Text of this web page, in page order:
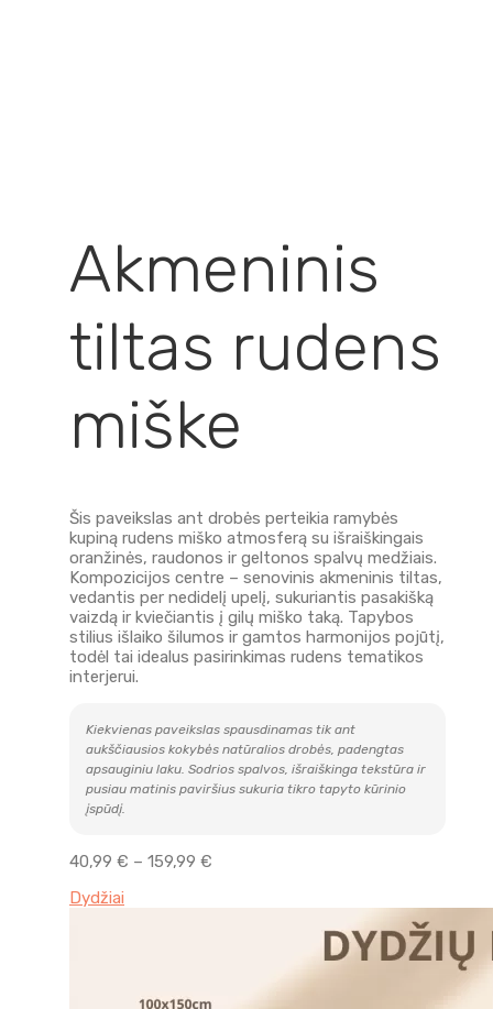
Akmeninis
tiltas rudens
miške
Šis paveikslas ant drobės perteikia ramybės
kupiną rudens miško atmosferą su išraiškingais
oranžinės, raudonos ir geltonos spalvų medžiais.
Kompozicijos centre – senovinis akmeninis tiltas,
vedantis per nedidelį upelį, sukuriantis pasakišką
vaizdą ir kviečiantis į gilų miško taką. Tapybos
stilius išlaiko šilumos ir gamtos harmonijos pojūtį,
todėl tai idealus pasirinkimas rudens tematikos
interjerui.
Kiekvienas paveikslas spausdinamas tik ant
aukščiausios kokybės natūralios drobės, padengtas
apsauginiu laku. Sodrios spalvos, išraiškinga tekstūra ir
pusiau matinis paviršius sukuria tikro tapyto kūrinio
įspūdį.
40,99 € – 159,99 €
Dydžiai